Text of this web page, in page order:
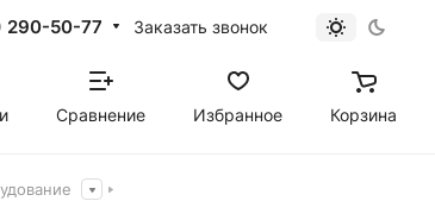
290-50-77 Заказать звонок
Сравнение Избранное Корзина